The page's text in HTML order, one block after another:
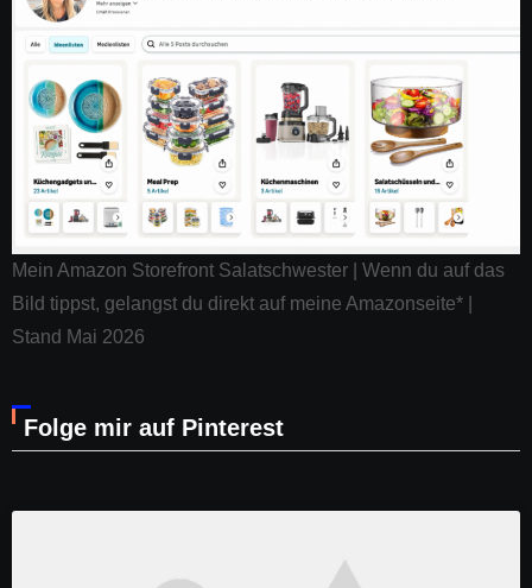
Mein Amazon Storefront Salatschwester | Wenn du auf das
Bild tippst, gelangst du direkt auf meine Amazonseite* |
Stand Mai 2026
Folge mir auf Pinterest